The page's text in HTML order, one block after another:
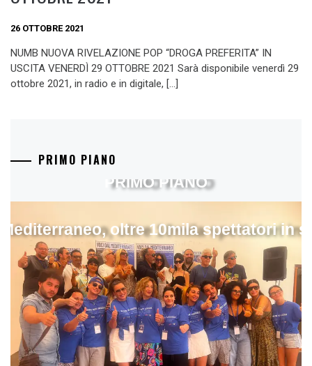
26 OTTOBRE 2021
NUMB NUOVA RIVELAZIONE POP “DROGA PREFERITA” IN
USCITA VENERDÌ 29 OTTOBRE 2021 Sarà disponibile venerdì 29
ottobre 2021, in radio e in digitale, […]
PRIMO PIANO
oltre 10mila spettatori in
PRIMO PIANO